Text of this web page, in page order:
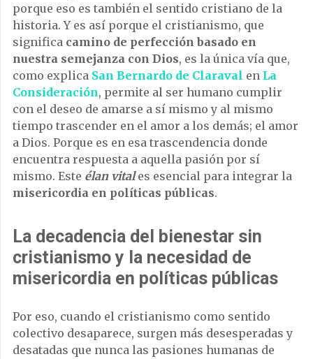
porque eso es también el sentido cristiano de la
historia. Y es así porque el cristianismo, que
significa camino de perfección basado en
nuestra semejanza con Dios, es la única vía que,
como explica San Bernardo de Claraval en La
Consideración, permite al ser humano cumplir
con el deseo de amarse a sí mismo y al mismo
tiempo trascender en el amor a los demás; el amor
a Dios. Porque es en esa trascendencia donde
encuentra respuesta a aquella pasión por sí
mismo. Este élan vitales esencial para integrar la
misericordia en políticas públicas.
La decadencia del bienestar sin
cristianismo y la necesidad de
misericordia en políticas públicas
Por eso, cuando el cristianismo como sentido
colectivo desaparece, surgen más desesperadas y
desatadas que nunca las pasiones humanas de